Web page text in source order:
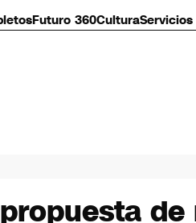
Futuro 360CulturaServicios